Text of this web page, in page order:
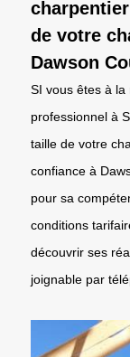
de votre
Dawson
SI vous êtes à la
professionnel à
taille de votre
confiance à
pour sa
conditions
découvrir ses
joignable par